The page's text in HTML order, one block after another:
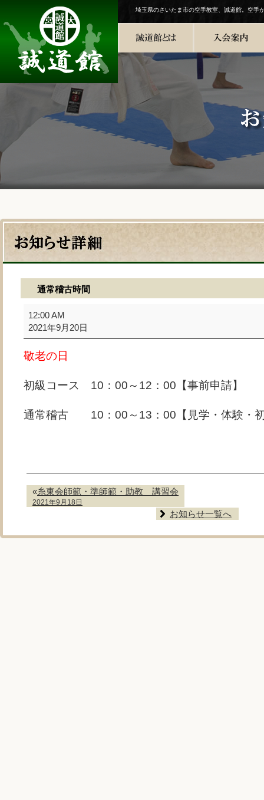
埼玉県のさいたま市の空手教室、誠道館。空手
通常稽古時間
通
常
時
12:00 AM
2021年9月20日
敬老の日
初級コース 10：00～12：00【事前申請】
通常稽古 10：00～13：00【見学・体験・
«糸東会師範・準師範・助教 講習会
2021年9月18日
お知らせ一覧へ